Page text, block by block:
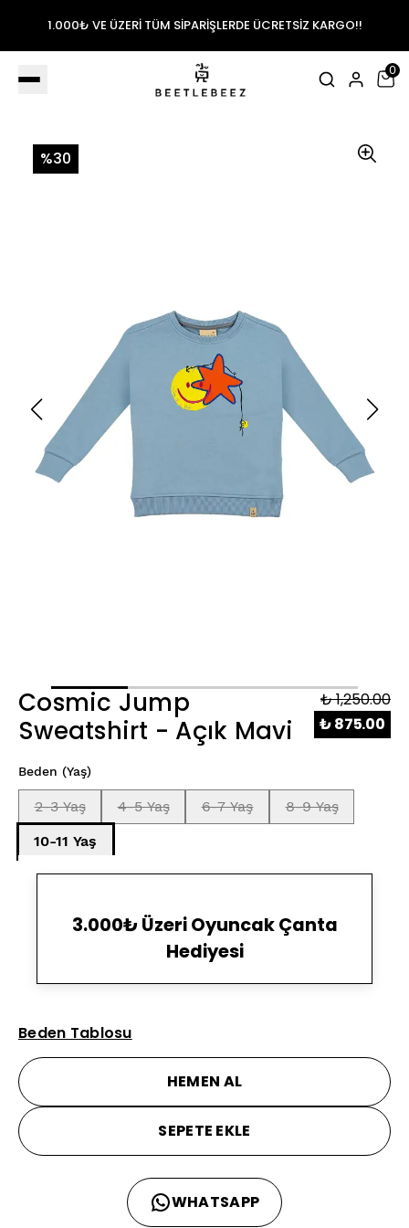
1.000₺ VE ÜZERİ TÜM SİPARİŞLERDE ÜCRETSİZ KARGO!!
0
%30
Cosmic Jump
Sweatshirt - Açık Mavi
₺ 1,250.00
₺ 875.00
Beden (Yaş)
2-3 Yaş 4-5 Yaş 6-7 Yaş
8-9 Yaş
10-11 Yaş
3.000₺ Üzeri Oyuncak Çanta
Hediyesi
Beden Tablosu
HEMEN AL
SEPETE EKLE
WHATSAPP